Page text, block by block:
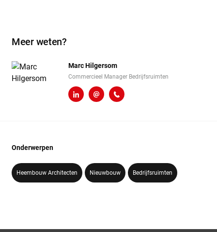
Meer weten?
Marc Hilgersom
Commercieel Manager Bedrijfsruimten
LinkedInm.hilgersom@heembouw.nl
06 - 248 810 97
Onderwerpen
Heembouw Architecten Nieuwbouw Bedrijfsruimten